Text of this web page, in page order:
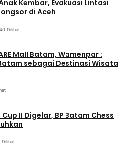
Kembar, Evakuasi Lintasi
di Aceh
Dilihat
Mall Batam, Wamenpar :
sebagai Destinasi Wisata
II Digelar, BP Batam Chess
Dilihat